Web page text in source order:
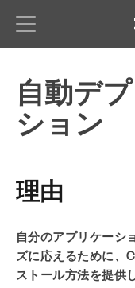
自動デ
ション
理由
自分のアプリケーシ
ズに応えるために、
ストール方法を提供